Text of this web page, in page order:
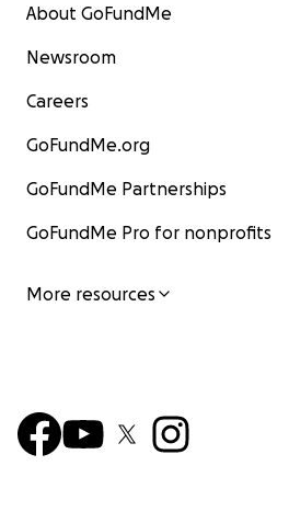
About GoFundMe
Newsroom
Careers
GoFundMe.org
GoFundMe Partnerships
GoFundMe Pro for nonprofits
More resources